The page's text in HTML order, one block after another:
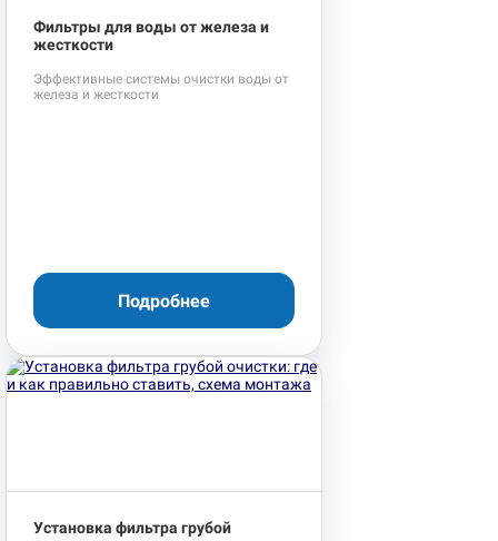
Фильтры для воды от железа и
жесткости
Эффективные системы очистки воды от
железа и жесткости
Подробнее
Установка фильтра грубой